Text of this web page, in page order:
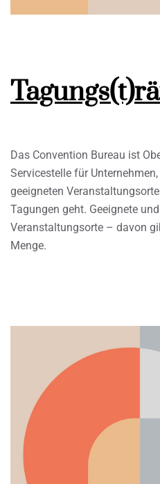
Das Convention Bureau ist
Servicestelle für
geeigneten
Tagungen geht. Geeignete
Veranstaltungsorte – davon
Menge.